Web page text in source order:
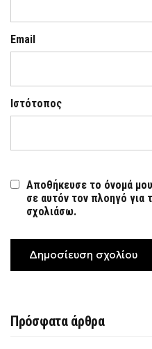
Email
Ιστότοπος
Αποθήκευσε το όνομά
σε αυτόν τον πλοηγό
σχολιάσω.
Πρόσφατα άρθρα